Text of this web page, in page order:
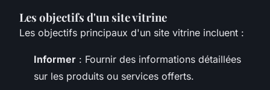
Les objectifs d'un site vitrine
Les objectifs principaux d'un site vitrine incluent :
Informer : Fournir des informations détaillées
sur les produits ou services offerts.